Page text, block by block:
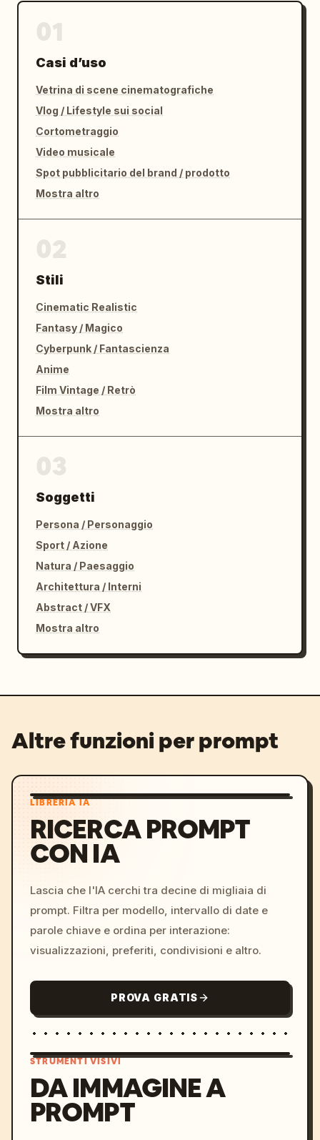
Casi d’uso
Vetrina di scene cinematografiche
Vlog / Lifestyle sui social
Cortometraggio
Video musicale
Spot pubblicitario del brand / prodotto
Mostra altro
Stili
Cinematic Realistic
Fantasy / Magico
Cyberpunk / Fantascienza
Anime
Film Vintage / Retrò
Mostra altro
Soggetti
Persona / Personaggio
Sport / Azione
Natura / Paesaggio
Architettura / Interni
Abstract / VFX
Mostra altro
Altre funzioni per prompt
LIBRERIA IA
RICERCA PROMPT
CON IA
Lascia che l'IA cerchi tra decine di migliaia di
prompt. Filtra per modello, intervallo di date e
parole chiave e ordina per interazione:
visualizzazioni, preferiti, condivisioni e altro.
PROVA GRATIS
STRUMENTI VISIVI
DA IMMAGINE A
PROMPT